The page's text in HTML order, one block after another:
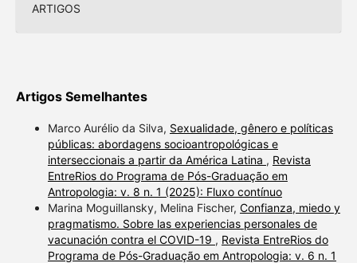
ARTIGOS
Artigos Semelhantes
Marco Aurélio da Silva, Sexualidade, gênero e políticas
públicas: abordagens socioantropológicas e
interseccionais a partir da América Latina , Revista
EntreRios do Programa de Pós-Graduação em
Antropologia: v. 8 n. 1 (2025): Fluxo contínuo
Marina Moguillansky, Melina Fischer, Confianza, miedo y
pragmatismo. Sobre las experiencias personales de
vacunación contra el COVID-19 , Revista EntreRios do
Programa de Pós-Graduação em Antropologia: v. 6 n. 1